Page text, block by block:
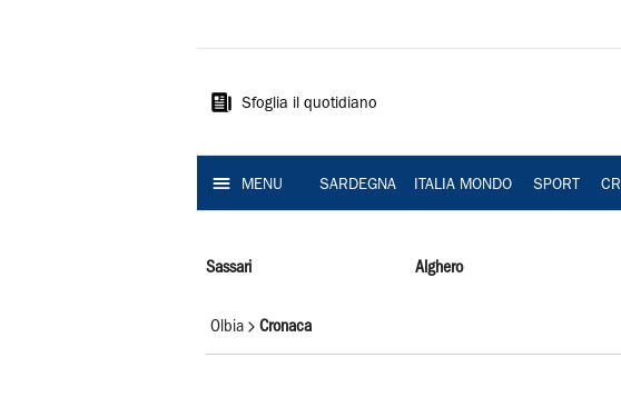
Sardegna
Sfoglia il quotidiano
MENU SARDEGNA ITALIA MONDO SPORT
Sassari Alghero
Olbia Cronaca